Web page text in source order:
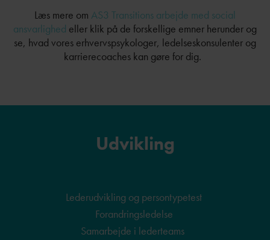
Læs mere om AS3 Transitions arbejde med social
ansvarlighed eller klik på de forskellige emner herunder og
se, hvad vores erhvervspsykologer, ledelseskonsulenter og
karrierecoaches kan gøre for dig.
Udvikling
Lederudvikling og persontypetest
Forandringsledelse
Samarbejde i lederteams